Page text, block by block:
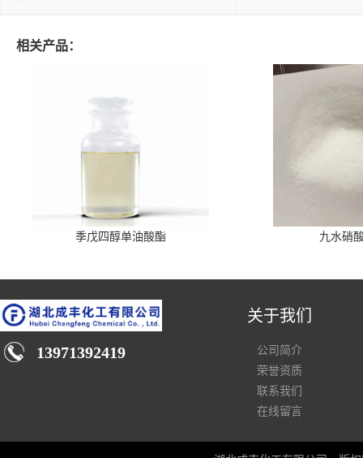
相关产品：
季戊四醇单油酸酯 九水硝
13971392419
关于我们
公司简介
荣誉资质
联系我们
在线留言